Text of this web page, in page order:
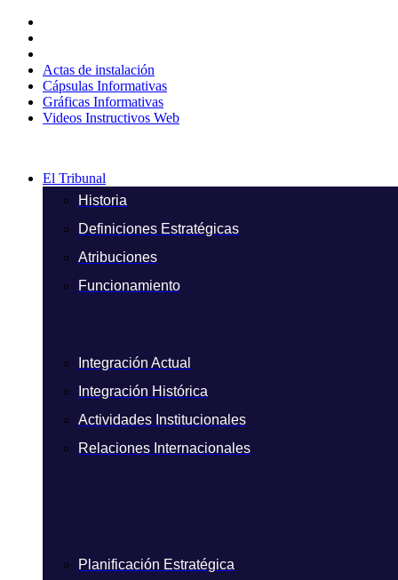
contenido
Actas de instalación
Cápsulas Informativas
Gráficas Informativas
Videos Instructivos Web
El Tribunal
Historia
Definiciones Estratégicas
Atribuciones
Funcionamiento
Integración Actual
Integración Histórica
Actividades Institucionales
Relaciones Internacionales
Planificación Estratégica